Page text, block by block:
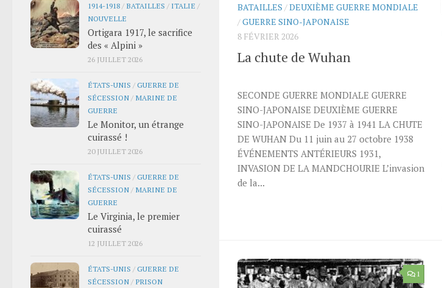
BATAILLES /DEUXIÈME GUERRE MONDIALE
/GUERRE SINO-JAPONAISE
8 FÉVRIER 2026
La chute de Wuhan
SECONDE GUERRE MONDIALE GUERRE
SINO-JAPONAISE DEUXIÈME GUERRE
SINO-JAPONAISE De 1937 à 1941 LA CHUTE
DE WUHAN Du 11 juin au 27 octobre 1938
ÉVÉNEMENTS ANTÉRIEURS 1931,
INVASION DE LA MANDCHOURIE L’invasion
de la...
1
1914-1918 / BATAILLES / ITALIE /
NOUVELLE
Ortigara 1917, le sacrifice
des « Alpini »
26 JUILLET 2026
ÉTATS-UNIS /GUERRE DE
SÉCESSION / MARINE DE
GUERRE
Le Monitor, un étrange
cuirassé !
20 JUILLET 2026
ÉTATS-UNIS /GUERRE DE
SÉCESSION / MARINE DE
GUERRE
Le Virginia, le premier
cuirassé
12 JUILLET 2026
ÉTATS-UNIS /GUERRE DE
SÉCESSION / PRISON